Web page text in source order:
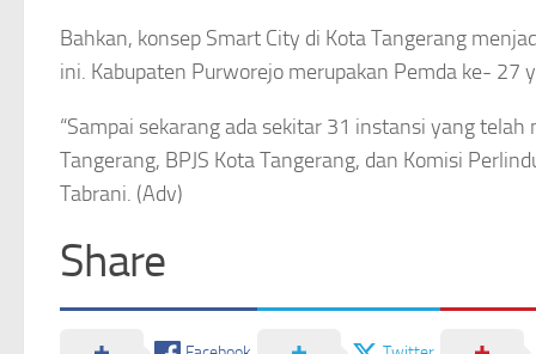
Bahkan, konsep Smart City di Kota Tangerang
ini. Kabupaten Purworejo merupakan Pemda ke- 27
“Sampai sekarang ada sekitar 31 instansi yang
Tangerang, BPJS Kota Tangerang, dan Komisi
Tabrani. (Adv)
Share